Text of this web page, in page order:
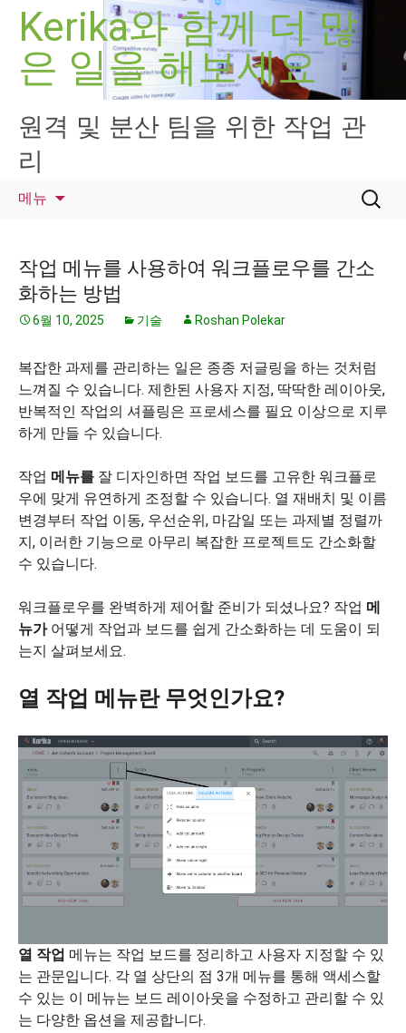
Kerika와 함께 더 많
은 일을 해보세요
원격 및 분산 팀을 위한 작업 관
리
메뉴
검
색:
작업 메뉴를 사용하여 워크플로우를 간소
화하는 방법
6월 10, 2025 기술 Roshan Polekar
복잡한 과제를 관리하는 일은 종종 저글링을 하는 것처럼
느껴질 수 있습니다. 제한된 사용자 지정, 딱딱한 레이아웃,
반복적인 작업의 셔플링은 프로세스를 필요 이상으로 지루
하게 만들 수 있습니다.
작업 메뉴를 잘 디자인하면 작업 보드를 고유한 워크플로
우에 맞게 유연하게 조정할 수 있습니다. 열 재배치 및 이름
변경부터 작업 이동, 우선순위, 마감일 또는 과제별 정렬까
지, 이러한 기능으로 아무리 복잡한 프로젝트도 간소화할
수 있습니다.
워크플로우를 완벽하게 제어할 준비가 되셨나요? 작업 메
뉴가어떻게 작업과 보드를 쉽게 간소화하는 데 도움이 되
는지 살펴보세요.
열 작업 메뉴란 무엇인가요?
열 작업 메뉴는 작업 보드를 정리하고 사용자 지정할 수 있
는 관문입니다. 각 열 상단의 점 3개 메뉴를 통해 액세스할
수 있는 이 메뉴는 보드 레이아웃을 수정하고 관리할 수 있
는 다양한 옵션을 제공합니다.